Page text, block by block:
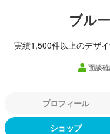
ブル
実績1,500件以上のデザ
面談
プロフィール
ショップ